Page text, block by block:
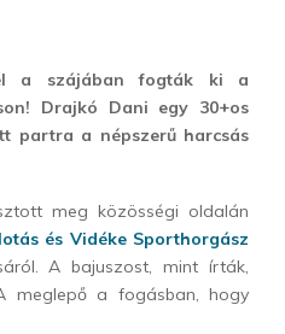
a szájában fogták ki a
Drajkó Dani egy 30+os
partra a népszerű harcsás
meg közösségi oldalán
és Vidéke Sporthorgász
A bajuszost, mint írták,
meglepő a fogásban, hogy